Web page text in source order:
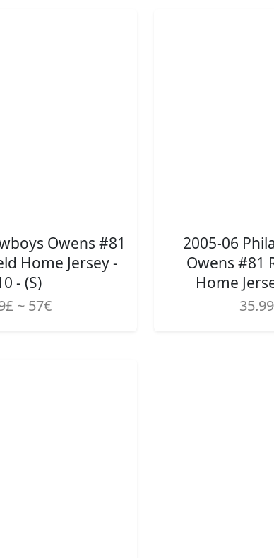
Owens #81
Home Jersey -
- (S)
~ 57€
2005-06
Owens #81
Home